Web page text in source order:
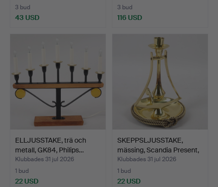
3 bud
43 USD
3 bud
116 USD
ELLJUSSTAKE, trä och
metall, GK84, Philips…
Klubbades 31 jul 2026
1 bud
22 USD
SKEPPSLJUSSTAKE,
mässing, Scandia Present,
…
Klubbades 31 jul 2026
1 bud
22 USD